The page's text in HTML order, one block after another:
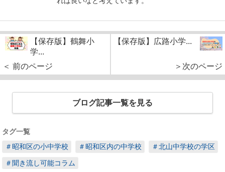
【保存版】鶴舞小
学...
＜ 前のページ
【保存版】広路小学...
＞次のページ
ブログ記事一覧を見る
タグ一覧
＃昭和区の小中学校
＃昭和区内の中学校 ＃北山中学校の学区
＃聞き流し可能コラム